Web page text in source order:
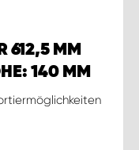
612,5 MM
140 MM